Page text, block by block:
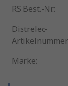
RS Best.-Nr.:
Distrelec-
Artikelnummer
Marke: